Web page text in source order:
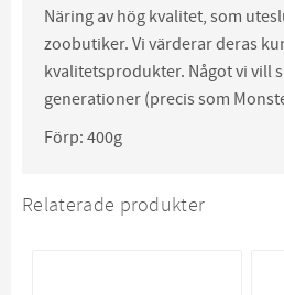
Näring av hög kvalitet, som
zoobutiker. Vi värderar deras
kvalitetsprodukter. Något vi vill
generationer (precis som
Förp: 400g
Relaterade produkter